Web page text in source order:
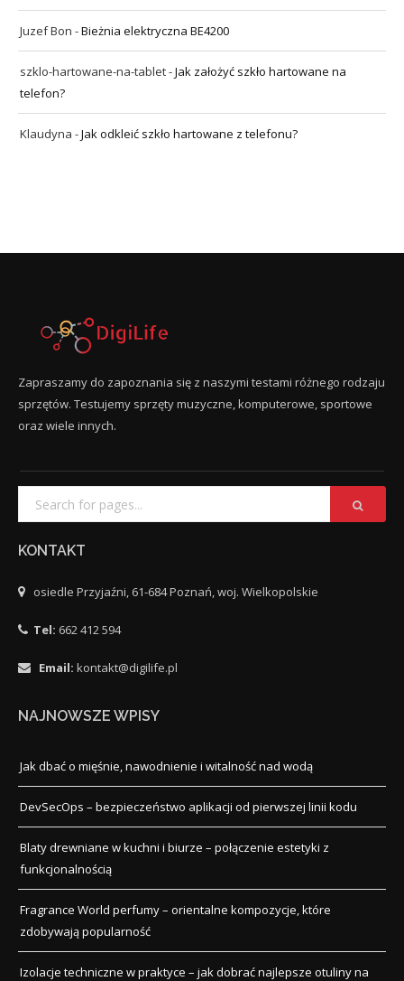
Juzef Bon -Bieżnia elektryczna BE4200
szklo-hartowane-na-tablet-Jak założyć szkło hartowane na
telefon?
Klaudyna -Jak odkleić szkło hartowane z telefonu?
Zapraszamy do zapoznania się z naszymi testami różnego rodzaju
sprzętów. Testujemy sprzęty muzyczne, komputerowe, sportowe
oraz wiele innych.
KONTAKT
osiedle Przyjaźni, 61-684 Poznań, woj. Wielkopolskie
Tel: 662 412 594
Email: kontakt@digilife.pl
NAJNOWSZE WPISY
Jak dbać o mięśnie, nawodnienie i witalność nad wodą
DevSecOps – bezpieczeństwo aplikacji od pierwszej linii kodu
Blaty drewniane w kuchni i biurze – połączenie estetyki z
funkcjonalnością
Fragrance World perfumy – orientalne kompozycje, które
zdobywają popularność
Izolacje techniczne w praktyce – jak dobrać najlepsze otuliny na